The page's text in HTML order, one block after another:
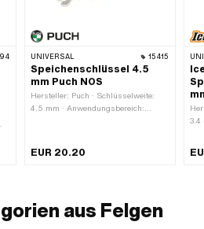
UNIVERSAL 15415
Speichenschlüssel 4.5
mm Puch NOS
Hersteller: Puch · Schlüsselweite:
4.5 mm · Anwendungsbereich:
EUR 20.20
3.4
aus Felgen